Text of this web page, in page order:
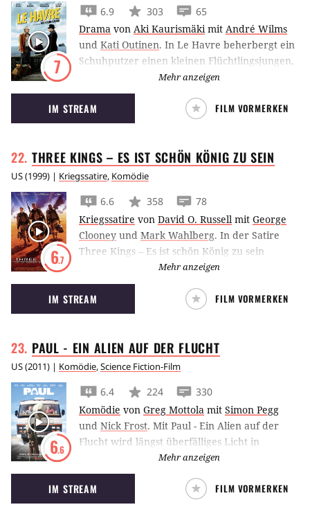
7
6.9 303
65
Drama von Aki Kaurismäkimit André Wilms
und Kati Outinen. In Le Havre beherbergt ein
Schuhputzer einen kleinen Flüchtlingsjungen,
der sich vor der Polizei versteckt.
Mehr anzeigen
IM STREAM FILM VORMERKEN
THREE KINGS – ES IST SCHÖN KÖNIG ZUSEIN
US(1999) | Kriegssatire, Komödie
6.7
6.6 358
78
Kriegssatire von David O. Russell mit George
Clooney und Mark Wahlberg. In der Satire
Three Kings – Es ist schön König zu sein
versucht eine Gruppe US-Soldaten um George
Clooney nach Ende des Golfkriegs einen
Goldschatz ausfindig zu machen.
Mehr anzeigen
IM STREAM FILM VORMERKEN
PAUL - EIN ALIEN AUF DER FLUCHT
US(2011) | Komödie,Science Fiction-Film
6.6
6.4 224
330
Komödie von Greg Mottola mit Simon Pegg
und Nick Frost. Mit Paul - Ein Alien auf der
Flucht wird längst überfälliges Licht in
Roswells Area 51 gebracht - Simon Pegg und
Nick GFrost helfen dabei.
Mehr anzeigen
IM STREAM FILM VORMERKEN